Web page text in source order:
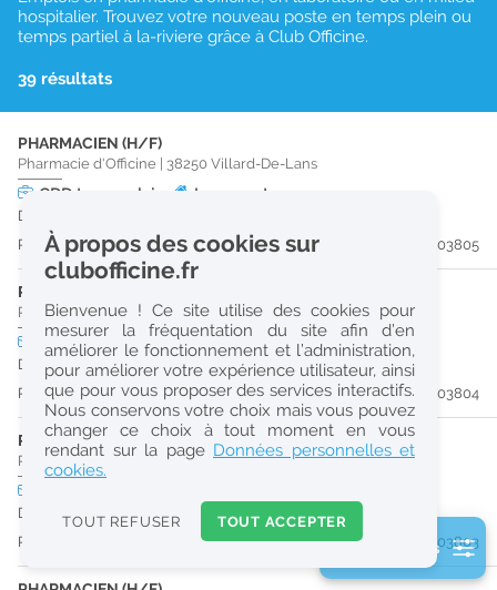
Réinitialiser
2
0
k
Consulter les offres de la France d'outre-mer
hospitalier. Trouvez votre nouveau poste en temps plein ou
temps partiel à la-riviere grâce à Club Officine.
39 résultats
PHARMACIEN (H/F)
Pharmacie d'Officine 38250 Villard-De-Lans
CDD temps plein Logement
Du 20/11/26 au 03/12/26
Publiée il y a 8 jour(s)
#203805
PHARMACIEN (H/F)
Pharmacie d'Officine|38250 Villard-De-Lans
CDD temps plein Logement
Du 17/10/26 au 27/10/26
Publiée il y a 8 jour(s)
#203804
PHARMACIEN (H/F)
Pharmacie d'Officine 38250 Villard-De-Lans
Du 17/10/26 au 26/10/26
Publiée il y a 8 jour(s)
#203803
2 filtre(s) actifs
À propos des cookies sur
clubofficine.fr
Bienvenue ! Ce site utilise des cookies pour
mesurer la fréquentation du site afin d’en
améliorer le fonctionnement et l’administration,
pour améliorer votre expérience utilisateur, ainsi
que pour vous proposer des services interactifs.
Nous conservons votre choix mais vous pouvez
changer ce choix à tout moment en vous
rendant sur la page Données personnelles et
cookies.
TOUT REFUSER TOUT ACCEPTER